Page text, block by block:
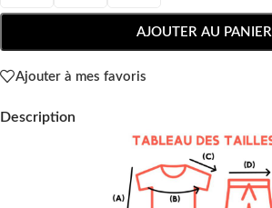
AJOUTER AU PANIER
Ajouter à mes favoris
Description